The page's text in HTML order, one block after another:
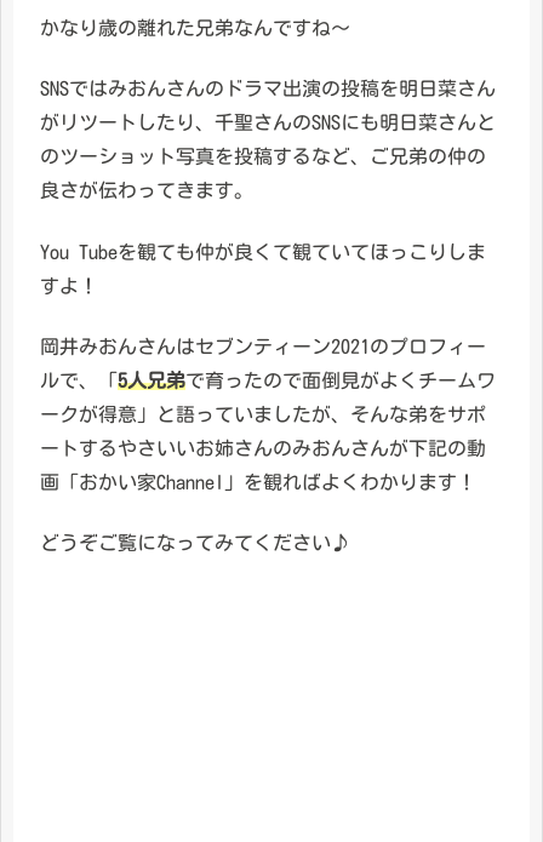
かなり歳の離れた兄弟なんですね～
SNSではみおんさんのドラマ出演の投稿を明日菜さん
がリツートしたり、千聖さんのSNSにも明日菜さんと
のツーショット写真を投稿するなど、ご兄弟の仲の
良さが伝わってきます。
You Tubeを観ても仲が良くて観ていてほっこりしま
すよ！
岡井みおんさんはセブンティーン2021のプロフィー
ルで、「 5人兄弟で育ったので面倒見がよくチームワ
ークが得意」と語っていましたが、そんな弟をサポ
ートするやさいいお姉さんのみおんさんが下記の動
画「おかい家Channel」を観ればよくわかります！
どうぞご覧になってみてください♪